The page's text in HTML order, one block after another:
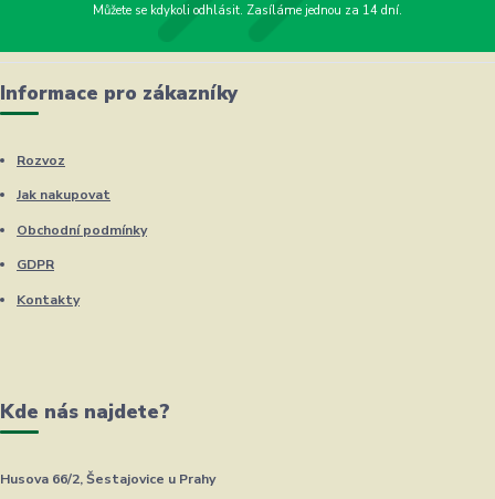
Můžete se kdykoli odhlásit. Zasíláme jednou za 14 dní.
Informace pro zákazníky
Rozvoz
Jak nakupovat
Obchodní podmínky
GDPR
Kontakty
Kde nás najdete?
Husova 66/2, Šestajovice u Prahy